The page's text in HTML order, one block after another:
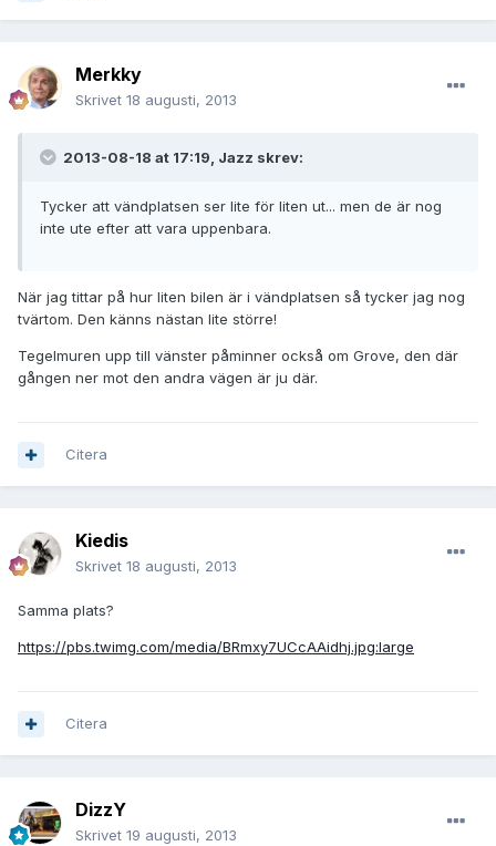
Merkky
Skrivet 18 augusti, 2013
2013-08-18 at 17:19, Jazz skrev:
Tycker att vändplatsen ser lite för liten ut... men de är nog
inte ute efter att vara uppenbara.
När jag tittar på hur liten bilen är i vändplatsen så tycker jag nog
tvärtom. Den känns nästan lite större!
Tegelmuren upp till vänster påminner också om Grove, den där
gången ner mot den andra vägen är ju där.
Citera
Kiedis
Skrivet 18 augusti, 2013
Samma plats?
https://pbs.twimg.com/media/BRmxy7UCcAAidhj.jpg:large
Citera
DizzY
Skrivet 19 augusti, 2013